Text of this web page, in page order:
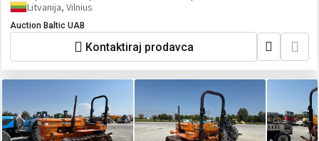
Litvanija, Vilnius
Auction Baltic UAB
Kontaktiraj prodavca